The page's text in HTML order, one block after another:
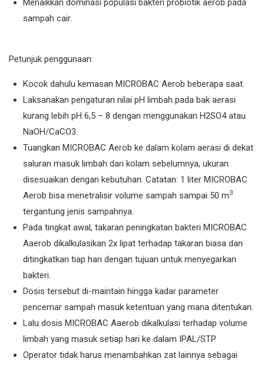
Menaikkan dominasi populasi bakteri probiotik aerob pada
sampah cair.
Petunjuk penggunaan:
Kocok dahulu kemasan MICROBAC Aerob beberapa saat.
Laksanakan pengaturan nilai pH limbah pada bak aerasi
kurang lebih pH 6,5 – 8 dengan menggunakan H2SO4 atau
NaOH/CaCO3.
Tuangkan MICROBAC Aerob ke dalam kolam aerasi di dekat
saluran masuk limbah dari kolam sebelumnya, ukuran
disesuaikan dengan kebutuhan. Catatan: 1 liter MICROBAC
Aerob bisa menetralisir volume sampah sampai 50 m3
tergantung jenis sampahnya.
Pada tingkat awal, takaran peningkatan bakteri MICROBAC
Aaerob dikalkulasikan 2x lipat terhadap takaran biasa dan
ditingkatkan tiap hari dengan tujuan untuk menyegarkan
bakteri.
Dosis tersebut di-maintain hingga kadar parameter
pencemar sampah masuk ketentuan yang mana ditentukan.
Lalu dosis MICROBAC Aaerob dikalkulasi terhadap volume
limbah yang masuk setiap hari ke dalam IPAL/STP.
Operator tidak harus menambahkan zat lainnya sebagai